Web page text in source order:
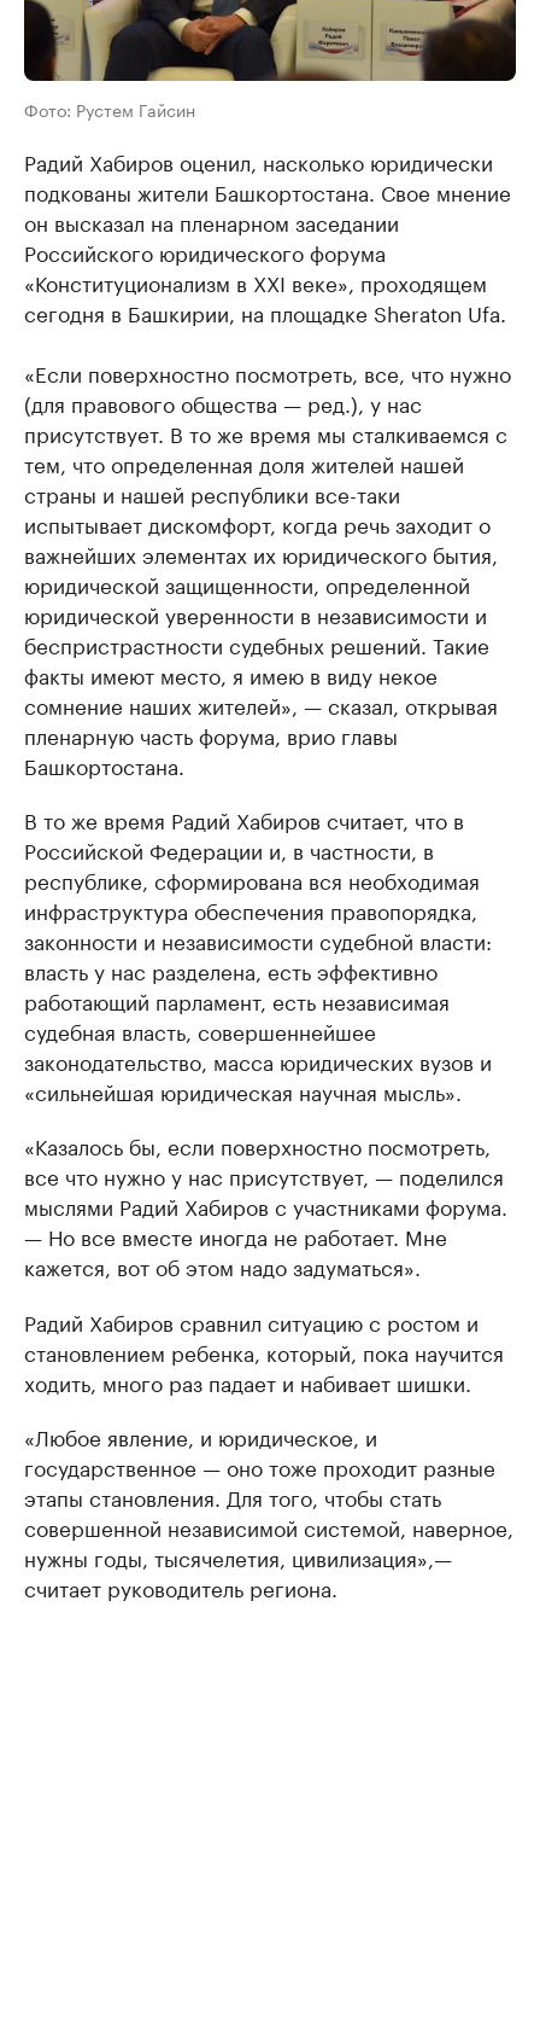
Фото: Рустем Гайсин
Радий Хабиров оценил, насколько юридически
подкованы жители Башкортостана. Свое мнение
он высказал на пленарном заседании
Российского юридического форума
«Конституционализм в XXI веке», проходящем
сегодня в Башкирии, на площадке Sheraton Ufa.
«Если поверхностно посмотреть, все, что нужно
(для правового общества — ред.), у нас
присутствует. В то же время мы сталкиваемся с
тем, что определенная доля жителей нашей
страны и нашей республики все-таки
испытывает дискомфорт, когда речь заходит о
важнейших элементах их юридического бытия,
юридической защищенности, определенной
юридической уверенности в независимости и
беспристрастности судебных решений. Такие
факты имеют место, я имею в виду некое
сомнение наших жителей», — сказал, открывая
пленарную часть форума, врио главы
Башкортостана.
В то же время Радий Хабиров считает, что в
Российской Федерации и, в частности, в
республике, сформирована вся необходимая
инфраструктура обеспечения правопорядка,
законности и независимости судебной власти:
власть у нас разделена, есть эффективно
работающий парламент, есть независимая
судебная власть, совершеннейшее
законодательство, масса юридических вузов и
«сильнейшая юридическая научная мысль».
«Казалось бы, если поверхностно посмотреть,
все что нужно у нас присутствует, — поделился
мыслями Радий Хабиров с участниками форума.
— Но все вместе иногда не работает. Мне
кажется, вот об этом надо задуматься».
Радий Хабиров сравнил ситуацию с ростом и
становлением ребенка, который, пока научится
ходить, много раз падает и набивает шишки.
«Любое явление, и юридическое, и
государственное — оно тоже проходит разные
этапы становления. Для того, чтобы стать
совершенной независимой системой, наверное,
нужны годы, тысячелетия, цивилизация»,—
считает руководитель региона.